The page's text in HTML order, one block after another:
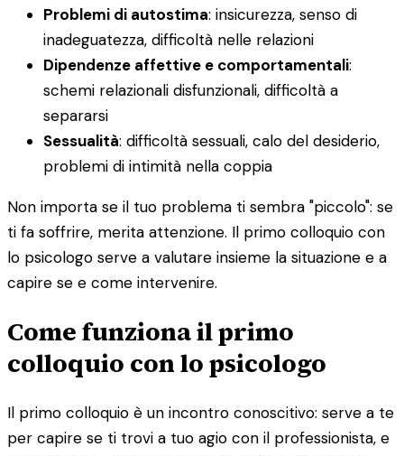
Problemi di autostima: insicurezza, senso di
inadeguatezza, difficoltà nelle relazioni
Dipendenze affettive e comportamentali:
schemi relazionali disfunzionali, difficoltà a
separarsi
Sessualità: difficoltà sessuali, calo del desiderio,
problemi di intimità nella coppia
Non importa se il tuo problema ti sembra "piccolo": se
ti fa soffrire, merita attenzione. Il primo colloquio con
lo psicologo serve a valutare insieme la situazione e a
capire se e come intervenire.
Come funziona il primo
colloquio con lo psicologo
Il primo colloquio è un incontro conoscitivo: serve a te
per capire se ti trovi a tuo agio con il professionista, e